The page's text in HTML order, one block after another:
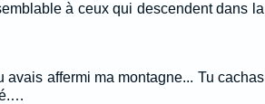
à ceux qui descendent dans la
avais affermi ma montagne... Tu cachas